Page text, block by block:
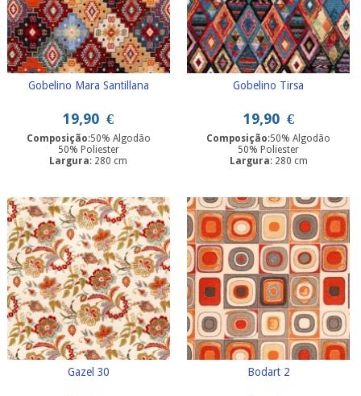
Gobelino Mara Santillana
19,90 €
Composição:50% Algodão
50% Poliester
Largura: 280 cm
Gobelino Tirsa
19,90 €
Composição:50% Algodão
50% Poliester
Largura: 280 cm
Gazel 30 Bodart 2